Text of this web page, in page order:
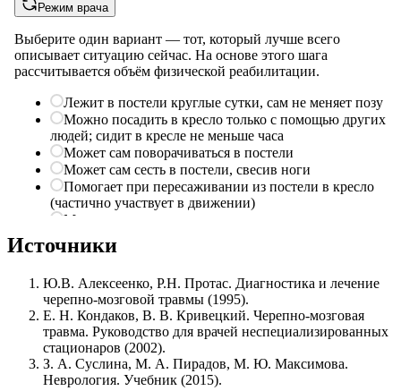
Источники
Ю.В. Алексеенко, Р.Н. Протас. Диагностика и лечение
черепно-мозговой травмы (1995).
Е. Н. Кондаков, В. В. Кривецкий. Черепно-мозговая
травма. Руководство для врачей неспециализированных
стационаров (2002).
З. А. Суслина, М. А. Пирадов, М. Ю. Максимова.
Неврология. Учебник (2015).